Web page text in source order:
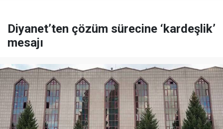
Diyanet’ten çözüm sürecine ‘kardeşlik’
mesajı